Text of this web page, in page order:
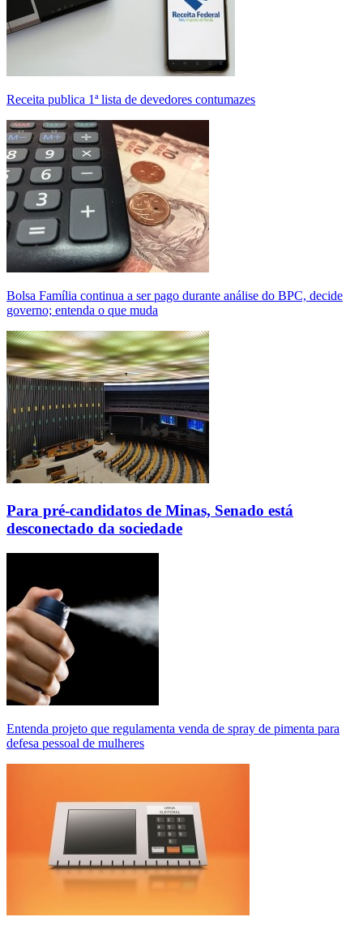
Receita publica 1ª lista de devedores contumazes
Bolsa Família continua a ser pago durante análise do BPC, decide
governo; entenda o que muda
Para pré-candidatos de Minas, Senado está
desconectado da sociedade
Entenda projeto que regulamenta venda de spray de pimenta para
defesa pessoal de mulheres